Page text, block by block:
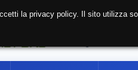
la privacy policy. Il sito utilizza